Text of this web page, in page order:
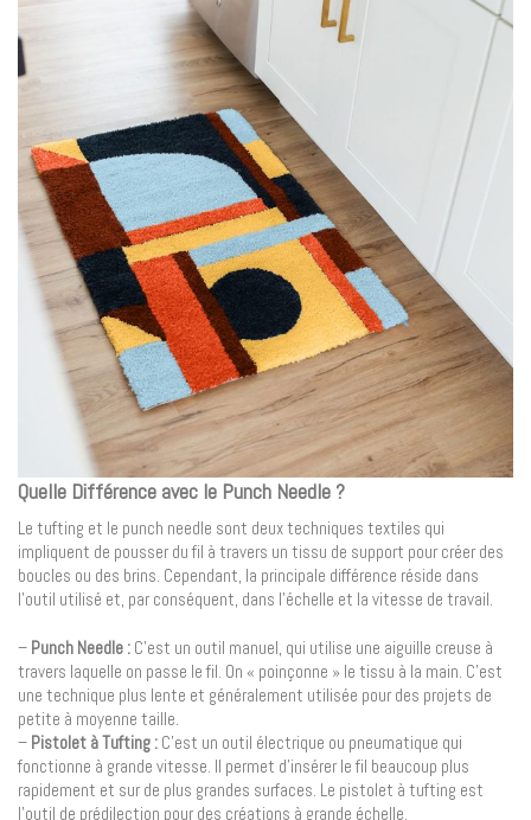
Quelle Différence avec le Punch Needle ?
Le tufting et le punch needle sont deux techniques textiles qui
impliquent de pousser du fil à travers un tissu de support pour créer des
boucles ou des brins. Cependant, la principale différence réside dans
l’outil utilisé et, par conséquent, dans l’échelle et la vitesse de travail.
– Punch Needle : C’est un outil manuel, qui utilise une aiguille creuse à
travers laquelle on passe le fil. On « poinçonne » le tissu à la main. C’est
une technique plus lente et généralement utilisée pour des projets de
petite à moyenne taille.
– Pistolet à Tufting : C’est un outil électrique ou pneumatique qui
fonctionne à grande vitesse. Il permet d’insérer le fil beaucoup plus
rapidement et sur de plus grandes surfaces. Le pistolet à tufting est
l’outil de prédilection pour des créations à grande échelle.